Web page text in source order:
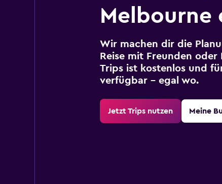
Melbourne
Wir machen dir die
Reise mit Freunden oder
Trips ist kostenlos und
verfügbar – egal wo.
Jetzt Trips nutzen Meine